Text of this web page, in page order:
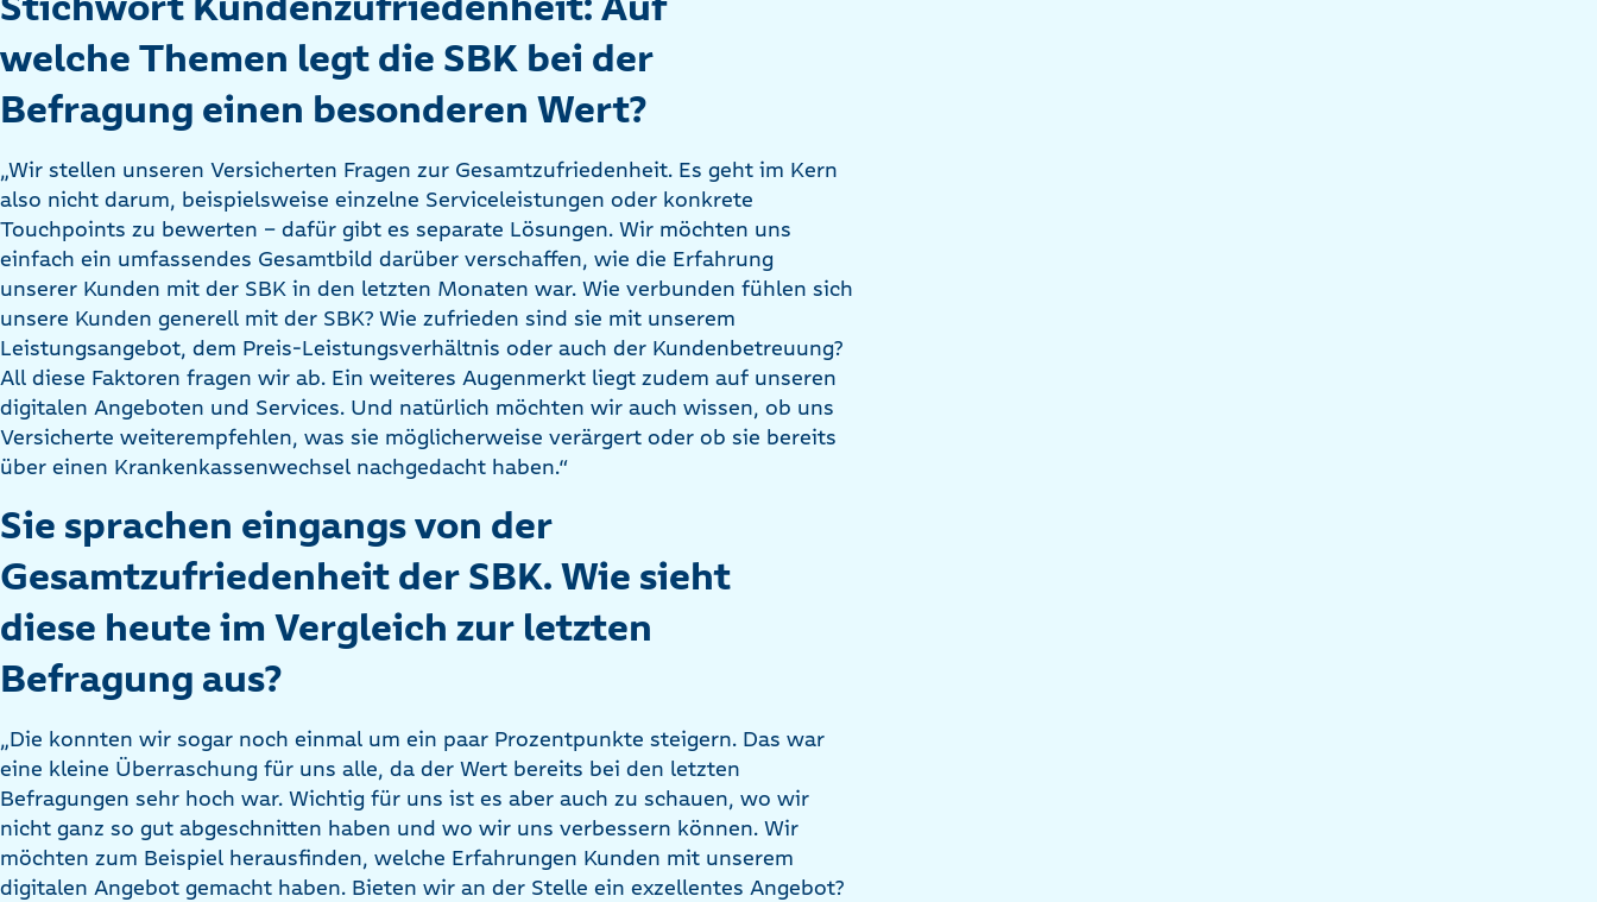
welche Themen legt die SBK bei der
Befragung einen besonderen Wert?
„Wir stellen unseren Versicherten Fragen zur Gesamtzufriedenheit. Es geht im Kern
also nicht darum, beispielsweise einzelne Serviceleistungen oder konkrete
Touchpoints zu bewerten – dafür gibt es separate Lösungen. Wir möchten uns
einfach ein umfassendes Gesamtbild darüber verschaffen, wie die Erfahrung
unserer Kunden mit der SBK in den letzten Monaten war. Wie verbunden fühlen sich
unsere Kunden generell mit der SBK? Wie zufrieden sind sie mit unserem
Leistungsangebot, dem Preis-Leistungsverhältnis oder auch der Kundenbetreuung?
All diese Faktoren fragen wir ab. Ein weiteres Augenmerkt liegt zudem auf unseren
digitalen Angeboten und Services. Und natürlich möchten wir auch wissen, ob uns
Versicherte weiterempfehlen, was sie möglicherweise verärgert oder ob sie bereits
über einen Krankenkassenwechsel nachgedacht haben.“
Sie sprachen eingangs von der
Gesamtzufriedenheit der SBK. Wie sieht
diese heute im Vergleich zur letzten
Befragung aus?
„Die konnten wir sogar noch einmal um ein paar Prozentpunkte steigern. Das war
eine kleine Überraschung für uns alle, da der Wert bereits bei den letzten
Befragungen sehr hoch war. Wichtig für uns ist es aber auch zu schauen, wo wir
nicht ganz so gut abgeschnitten haben und wo wir uns verbessern können. Wir
möchten zum Beispiel herausfinden, welche Erfahrungen Kunden mit unserem
digitalen Angebot gemacht haben. Bieten wir an der Stelle ein exzellentes Angebot?